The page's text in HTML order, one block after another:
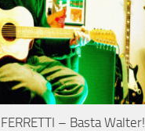
– Basta Walter!